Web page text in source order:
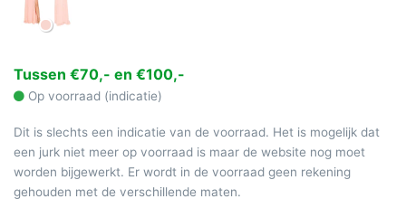
Tussen €70,- en €100,-
Op voorraad (indicatie)
Dit is slechts een indicatie van de voorraad. Het is mogelijk dat
een jurk niet meer op voorraad is maar de website nog moet
worden bijgewerkt. Er wordt in de voorraad geen rekening
gehouden met de verschillende maten.